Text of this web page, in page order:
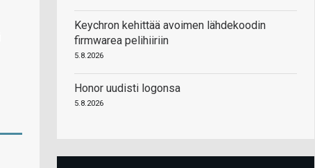
Keychron kehittää avoimen lähdekoodin
firmwarea pelihiiriin
5.8.2026
Honor uudisti logonsa
5.8.2026